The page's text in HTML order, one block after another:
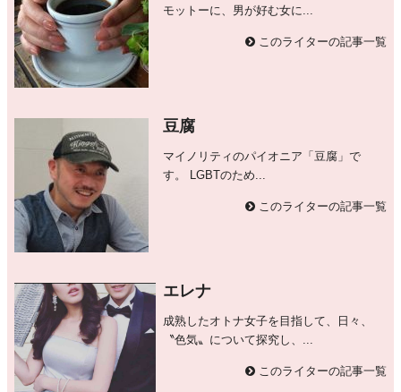
モットーに、男が好む女に...
このライターの記事一覧
豆腐
マイノリティのパイオニア「豆腐」で
す。 LGBTのため...
このライターの記事一覧
エレナ
成熟したオトナ女子を目指して、日々、
〝色気〟について探究し、...
このライターの記事一覧